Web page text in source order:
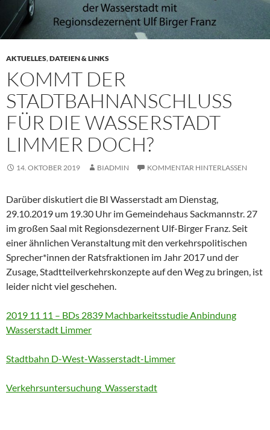
AKTUELLES,DATEIEN & LINKS
KOMMT DER
STADTBAHNANSCHLUSS
FÜR DIE WASSERSTADT
LIMMER DOCH?
14. OKTOBER 2019 BIADMIN KOMMENTAR HINTERLASSEN
Darüber diskutiert die BI Wasserstadt am Dienstag,
29.10.2019 um 19.30 Uhr im Gemeindehaus Sackmannstr. 27
im großen Saal mit Regionsdezernent Ulf-Birger Franz. Seit
einer ähnlichen Veranstaltung mit den verkehrspolitischen
Sprecher*innen der Ratsfraktionen im Jahr 2017 und der
Zusage, Stadtteilverkehrskonzepte auf den Weg zu bringen, ist
leider nicht viel geschehen.
2019 11 11 – BDs 2839 Machbarkeitsstudie Anbindung
Wasserstadt Limmer
Stadtbahn D-West-Wasserstadt-Limmer
Verkehrsuntersuchung_Wasserstadt